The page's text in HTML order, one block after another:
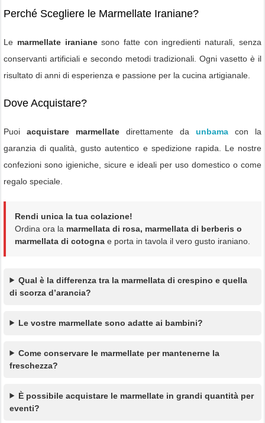
Perché Scegliere le Marmellate Iraniane?
Le marmellate iranianesono fatte con ingredienti naturali, senza
conservanti artificiali e secondo metodi tradizionali. Ogni vasetto è il
risultato di anni di esperienza e passione per la cucina artigianale.
Dove Acquistare?
Puoiacquistare marmellate direttamente da unbamacon la
garanzia di qualità, gusto autentico e spedizione rapida. Le nostre
confezioni sono igieniche, sicure e ideali per uso domestico o come
regalo speciale.
Rendi unica la tua colazione!
Ordina ora la marmellata di rosa, marmellata di berberis o
marmellata di cotogna e porta in tavola il vero gusto iraniano.
Qual è la differenza tra la marmellata di crespino e quella
di scorza d’arancia?
Le vostre marmellate sono adatte ai bambini?
Come conservare le marmellate per mantenerne la
freschezza?
È possibile acquistare le marmellate in grandi quantità per
eventi?